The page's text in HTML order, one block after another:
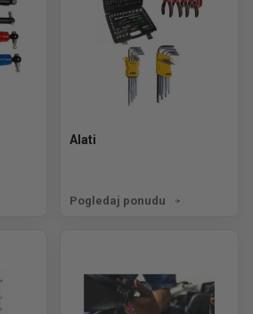
Alati
Pogledaj ponudu